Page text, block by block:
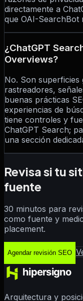
directamente a
que OAI-SearchBot
¿ChatGPT
Overviews?
No. Son superficies
rastreadores,
buenas prácticas
experiencias de
tiene controles y
ChatGPT Search;
una sección
Revisa si tu
fuente
30 minutos para
como fuente y
placement.
Agendar revisión SEO
Arquitectura y